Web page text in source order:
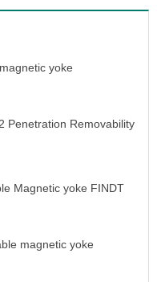
yoke
Penetration Removability
Magnetic yoke FINDT
magnetic yoke